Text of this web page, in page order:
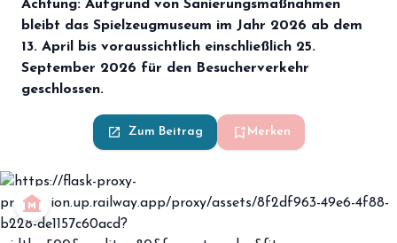
Achtung: Aufgrund von Sanierungsmaßnahmen
bleibt das Spielzeugmuseum im Jahr 2026 ab dem
13. April bis voraussichtlich einschließlich 25.
September 2026 für den Besucherverkehr
geschlossen.
launch Zum Beitrag bookmark_add Merken
museum